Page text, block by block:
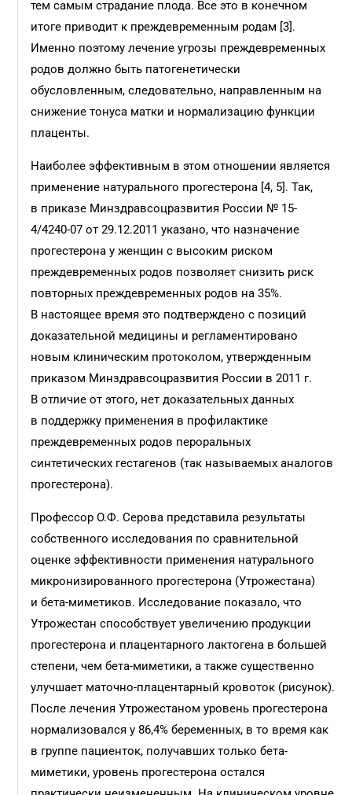
тем самым страдание плода. Все это в конечном
итоге приводит к преждевременным родам [3].
Именно поэтому лечение угрозы преждевременных
родов должно быть патогенетически
обусловленным, следовательно, направленным на
снижение тонуса матки и нормализацию функции
плаценты.
Наиболее эффективным в этом отношении является
применение натурального прогестерона [4, 5]. Так,
в приказе Минздравсоцразвития России № 15-
4/4240-07 от 29.12.2011 указано, что назначение
прогестерона у женщин с высоким риском
преждевременных родов позволяет снизить риск
повторных преждевременных родов на 35%.
В настоящее время это подтверждено с позиций
доказательной медицины и регламентировано
новым клиническим протоколом, утвержденным
приказом Минздравсоцразвития России в 2011 г.
В отличие от этого, нет доказательных данных
в поддержку применения в профилактике
преждевременных родов пероральных
синтетических гестагенов (так называемых аналогов
прогестерона).
Профессор О.Ф. Серова представила результаты
собственного исследования по сравнительной
оценке эффективности применения натурального
микронизированного прогестерона (Утрожестана)
и бета-миметиков. Исследование показало, что
Утрожестан способствует увеличению продукции
прогестерона и плацентарного лактогена в большей
степени, чем бета-миметики, а также существенно
улучшает маточно-плацентарный кровоток (рисунок).
После лечения Утрожестаном уровень прогестерона
нормализовался у 86,4% беременных, в то время как
в группе пациенток, получавших только бета-
миметики, уровень прогестерона остался